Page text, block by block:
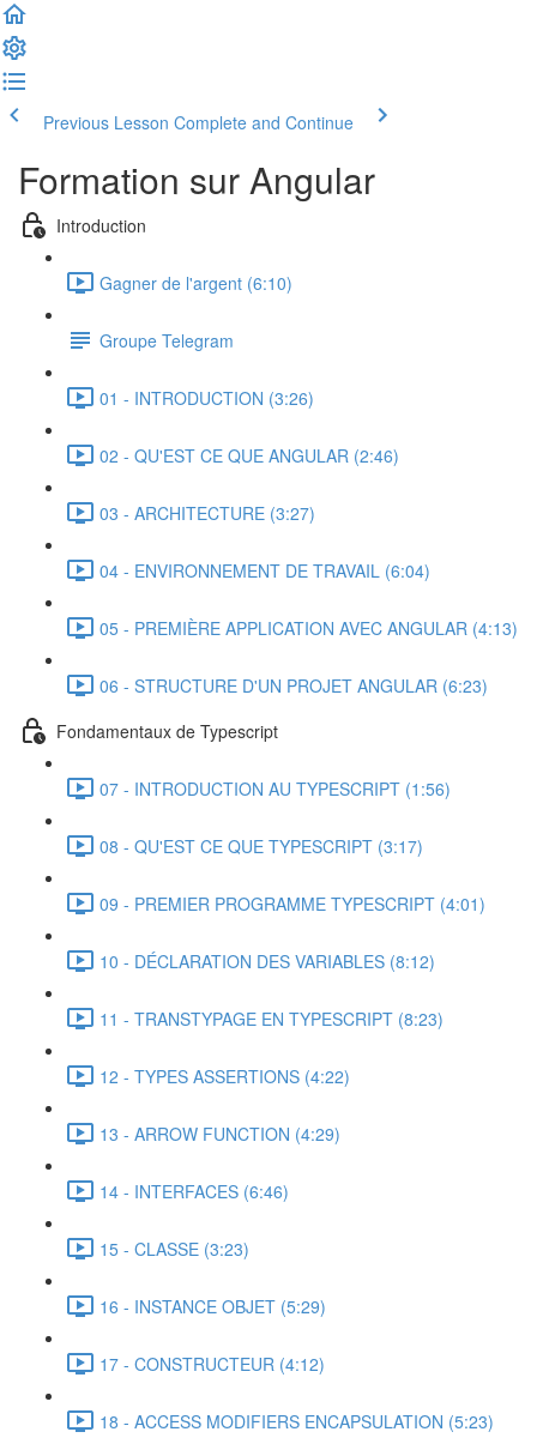
Previous Lesson Complete and Continue
Formation sur Angular
Introduction
Gagner de l'argent (6:10)
Groupe Telegram
01 - INTRODUCTION (3:26)
02 - QU'EST CE QUE ANGULAR (2:46)
03 - ARCHITECTURE (3:27)
04 - ENVIRONNEMENT DE TRAVAIL (6:04)
05 - PREMIÈRE APPLICATION AVEC ANGULAR (4:13)
06 - STRUCTURE D'UN PROJET ANGULAR (6:23)
Fondamentaux de Typescript
07 - INTRODUCTION AU TYPESCRIPT (1:56)
08 - QU'EST CE QUE TYPESCRIPT (3:17)
09 - PREMIER PROGRAMME TYPESCRIPT (4:01)
10 - DÉCLARATION DES VARIABLES (8:12)
11 - TRANSTYPAGE EN TYPESCRIPT (8:23)
12 - TYPES ASSERTIONS (4:22)
13 - ARROW FUNCTION (4:29)
14 - INTERFACES (6:46)
15 - CLASSE (3:23)
16 - INSTANCE OBJET (5:29)
17 - CONSTRUCTEUR (4:12)
18 - ACCESS MODIFIERS ENCAPSULATION (5:23)